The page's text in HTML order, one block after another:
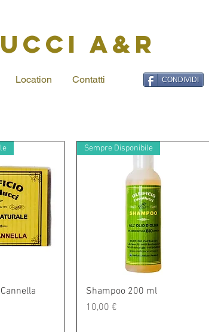
A&R
Location Contatti CONDIVIDI
Vista rapida
Sempre Disponibile
Shampoo 200 ml
Prezzo
10,00 €